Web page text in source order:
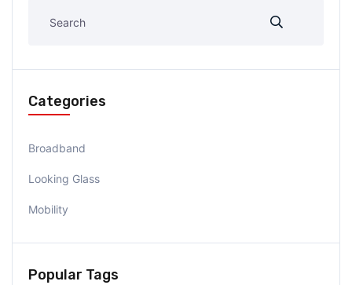
Categories
Broadband
Looking Glass
Mobility
Popular Tags